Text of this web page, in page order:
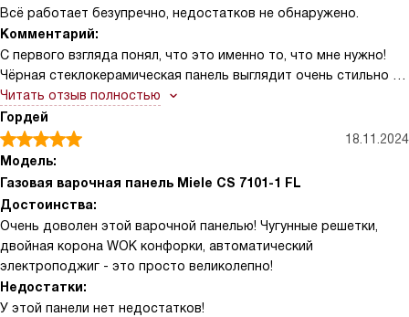
Всё работает безупречно, недостатков не обнаружено.
Комментарий:
С первого взгляда понял, что это именно то, что мне нужно!
Чёрная стеклокерамическая панель выглядит очень стильно и
современно. Это устройство без рамки, поэтому оно идеально
вписывается в любой интерьер.
Мне очень нравится, что решётки съёмные - это упрощает
процесс уборки. К тому же, они из чугуна, что говорит о их
прочности и долговечности. Управлять устройством очень
Автоматический электроподжиг - это просто находка! Больше
не нужно искать спички или зажигалку. К тому же, есть функция
GasStop, что делает использование устройства максимально
безопасным.
Особенно хочу отметить наличие конфорки WOK с двойной
Читать отзыв полностью
Гордей
18.11.2024
Модель:
Газовая варочная панель Miele CS 7101-1 FL
Достоинства:
Очень доволен этой варочной панелью! Чугунные решетки,
двойная корона WOK конфорки, автоматический
электроподжиг - это просто великолепно!
Недостатки:
У этой панели нет недостатков!